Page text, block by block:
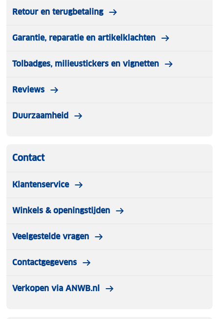
Retour en terugbetaling
Garantie, reparatie en artikelklachten
Tolbadges, milieustickers en vignetten
Reviews
Duurzaamheid
Contact
Klantenservice
Winkels & openingstijden
Veelgestelde vragen
Contactgegevens
Verkopen via ANWB.nl